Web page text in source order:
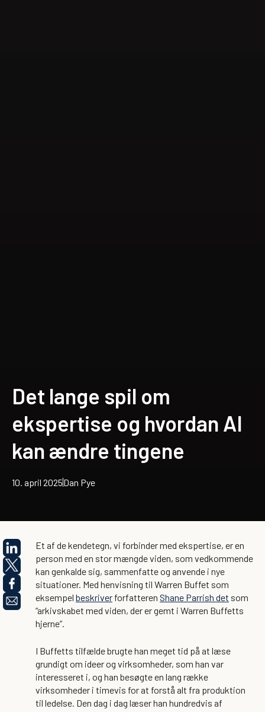
Det lange spil om
ekspertise og hvordan AI
kan ændre tingene
10. april 2025Dan Pye
Et af de kendetegn, vi forbinder med ekspertise, er en
person med en stor mængde viden, som vedkommende
kan genkalde sig, sammenfatte og anvende i nye
situationer. Med henvisning til Warren Buffet som
eksempel beskriver forfatteren Shane Parrish det som
“arkivskabet med viden, der er gemt i Warren Buffetts
hjerne”.
I Buffetts tilfælde brugte han meget tid på at læse
grundigt om ideer og virksomheder, som han var
interesseret i, og han besøgte en lang række
virksomheder i timevis for at forstå alt fra produktion
til ledelse. Den dag i dag læser han hundredvis af